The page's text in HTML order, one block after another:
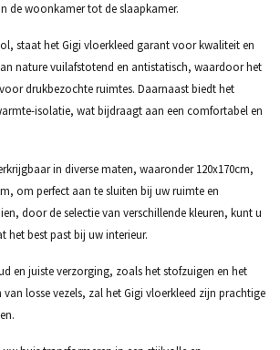
de woonkamer tot de slaapkamer.
staat het Gigi vloerkleed garant voor kwaliteit en
nature vuilafstotend en antistatisch, waardoor het
drukbezochte ruimtes. Daarnaast biedt het
isolatie, wat bijdraagt aan een comfortabel en
in diverse maten, waaronder 120x170cm,
om perfect aan te sluiten bij uw ruimte en
door de selectie van verschillende kleuren, kunt u
het best past bij uw interieur.
en juiste verzorging, zoals het stofzuigen en het
losse vezels, zal het Gigi vloerkleed zijn prachtige